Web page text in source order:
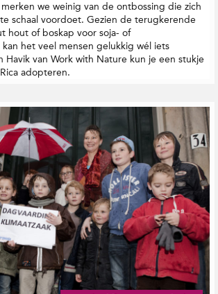
we weinig van de ontbossing die zich
schaal voordoet. Gezien de terugkerende
hout of boskap voor soja- of
het veel mensen gelukkig wél iets
Havik van Work with Nature kun je een stukje
adopteren.